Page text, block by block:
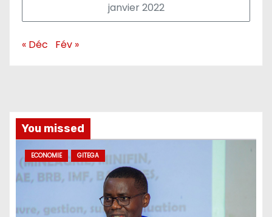
janvier 2022
« Déc Fév »
You missed
ECONOMIE GITEGA